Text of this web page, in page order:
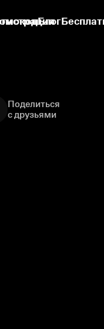
Блог
Поделиться
с друзьями